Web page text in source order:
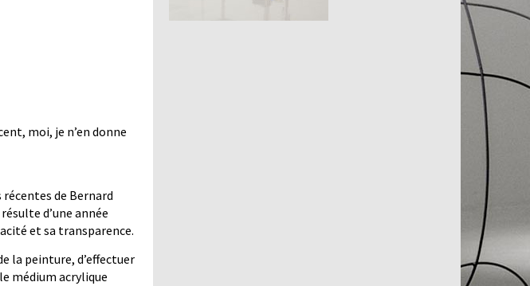
moi, je n’en donne
de Bernard
d’une année
et sa transparence.
la peinture, d’effectuer
médium acrylique